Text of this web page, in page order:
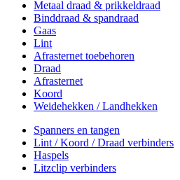
Metaal draad & prikkeldraad
Binddraad & spandraad
Gaas
Lint
Afrasternet toebehoren
Draad
Afrasternet
Koord
Weidehekken / Landhekken
Spanners en tangen
Lint / Koord / Draad verbinders
Haspels
Litzclip verbinders